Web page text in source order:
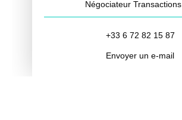
Négociateur Transactions
+33 6 72 82 15 87
Envoyer un e-mail